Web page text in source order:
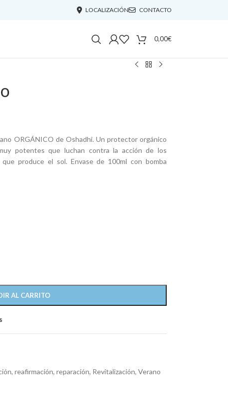
LOCALIZACIÓN CONTACTO
0,00€
ORGÁNICO de Oshadhi. Un protector orgánico
potentes que luchan contra la acción de los
produce el sol. Envase de 100ml con bomba
AL CARRITO
, reafirmación, reparación, Revitalización, Verano